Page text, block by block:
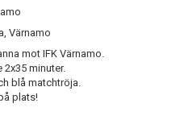
Värnamo
mot IFK Värnamo.
2x35 minuter.
blå matchtröja.
plats!